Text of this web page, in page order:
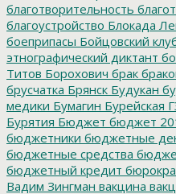
благотворительность
благоустройство Блокада
боеприпасы Бойцовский
этнографический диктант
Титов Борохович брак
брусчатка Брянск Будукан
медики Бумагин Бурейская
Бурятия Бюджет бюджет
бюджетники бюджетные
бюджетные средства
бюджетный кредит
Вадим Зингман вакцина